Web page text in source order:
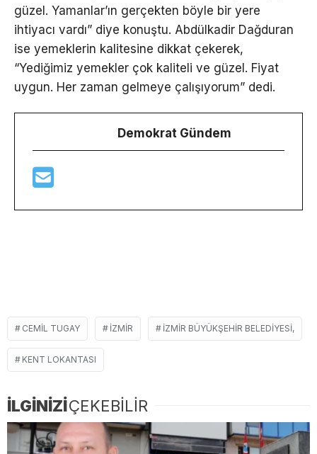
güzel. Yamanlar’ın gerçekten böyle bir yere
ihtiyacı vardı” diye konuştu. Abdülkadir Dağduran
ise yemeklerin kalitesine dikkat çekerek,
“Yediğimiz yemekler çok kaliteli ve güzel. Fiyat
uygun. Her zaman gelmeye çalışıyorum” dedi.
Demokrat Gündem
CEMIL TUGAY İZMIR İZMIR BÜYÜKŞEHIR BELEDIYESI,
KENT LOKANTASI
İLGİNİZİÇEKEBİLİR